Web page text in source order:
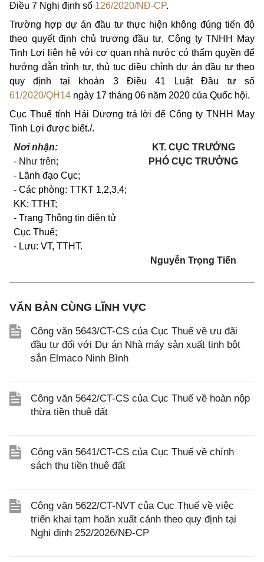
Điều 7 Nghị định số 126/2020/NĐ-CP.
Trường hợp dự án đầu tư thực hiện không đúng tiến độ
theo quyết định chủ trương đầu tư, Công ty TNHH May
Tinh Lợi liên hệ với cơ quan nhà nước có thẩm quyền để
hướng dẫn trình tự, thủ tục điều chỉnh dự án đầu tư theo
quy định tại khoản 3 Điều 41 Luật Đầu tư số
61/2020/QH14 ngày 17 tháng 06 năm 2020 của Quốc hội.
Cục Thuế tỉnh Hải Dương trả lời để Công ty TNHH May
Tinh Lợi được biết./.
Nơi nhận:
- Như trên;
- Lãnh đạo Cục;
- Các phòng: TTKT 1,2,3,4;
KK; TTHT;
- Trang Thông tin điện tử
Cục Thuế;
- Lưu: VT, TTHT.
KT. CỤC TRƯỞNG
PHÓ CỤC TRƯỞNG
Nguyễn Trọng Tiến
VĂN BẢN CÙNG LĨNH VỰC
Công văn 5643/CT-CS của Cục Thuế về ưu đãi
đầu tư đối với Dự án Nhà máy sản xuất tinh bột
sắn Elmaco Ninh Bình
Công văn 5642/CT-CS của Cục Thuế về hoàn nộp
thừa tiền thuê đất
Công văn 5641/CT-CS của Cục Thuế về chính
sách thu tiền thuê đất
Công văn 5622/CT-NVT của Cục Thuế về việc
triển khai tạm hoãn xuất cảnh theo quy định tại
Nghị định 252/2026/NĐ-CP